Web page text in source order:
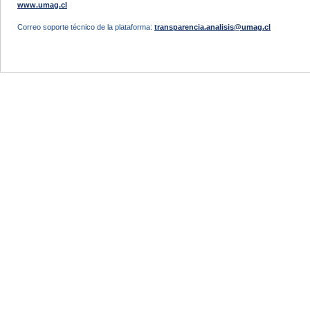
www.umag.cl
Correo soporte técnico de la plataforma: transparencia.analisis@umag.cl